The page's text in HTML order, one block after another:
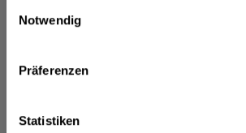
Notwendig
Präferenzen
Statistiken
Balis legt großen Wert auf eine hohe
Fruchtsüße und natürlichen Aromen
vegan und glutenfrei. Die Flaschen